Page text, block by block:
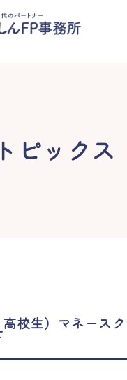
トピックス
校生）マネース